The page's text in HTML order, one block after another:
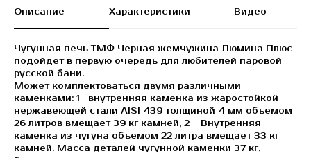
Описание Характеристики Видео
Чугунная печь ТМФ Черная жемчужина Люмина Плюс
подойдет в первую очередь для любителей паровой
русской бани.
Может комплектоваться двумя различными
каменками: 1- внутренняя каменка из жаростойкой
нержавеющей стали AISI 439 толщиной 4 мм объемом
26 литров вмещает 39 кг камней, 2 - Внутренняя
каменка из чугуна объемом 22 литра вмещает 33 кг
камней. Масса деталей чугунной каменки 37 кг,